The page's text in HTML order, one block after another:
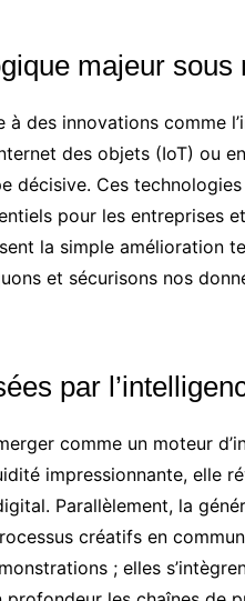
majeur sous
à des innovations comme
des objets (IoT) ou
décisive. Ces
pour les entreprises
la simple amélioration
et sécurisons nos
par
comme un moteur
impressionnante, elle
Parallèlement, la
créatifs en
; elles